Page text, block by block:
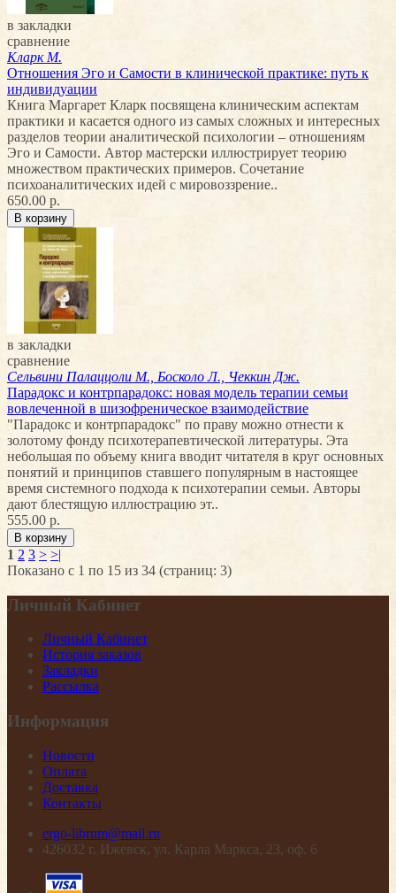
в закладки
сравнение
Кларк М.
Отношения Эго и Самости в клинической практике: путь к
индивидуации
Книга Маргарет Кларк посвящена клиническим аспектам
практики и касается одного из самых сложных и интересных
разделов теории аналитической психологии – отношениям
Эго и Самости. Автор мастерски иллюстрирует теорию
множеством практических примеров. Сочетание
психоаналитических идей с мировоззрение..
650.00 р.
в закладки
сравнение
Сельвини Палаццоли М., Босколо Л., Чеккин Дж.
Парадокс и контрпарадокс: новая модель терапии семьи
вовлеченной в шизофреническое взаимодействие
"Парадокс и контрпарадокс" по праву можно отнести к
золотому фонду психотерапевтической литературы. Эта
небольшая по объему книга вводит читателя в круг основных
понятий и принципов ставшего популярным в настоящее
время системного подхода к психотерапии семьи. Авторы
дают блестящую иллюстрацию эт..
555.00 р.
1 2 3 > >|
Показано с 1 по 15 из 34 (страниц: 3)
Личный Кабинет
Личный Кабинет
История заказов
Закладки
Рассылка
Информация
Новости
Оплата
Доставка
Контакты
ergo-librum@mail.ru
426032 г. Ижевск, ул. Карла Маркса, 23, оф. 6